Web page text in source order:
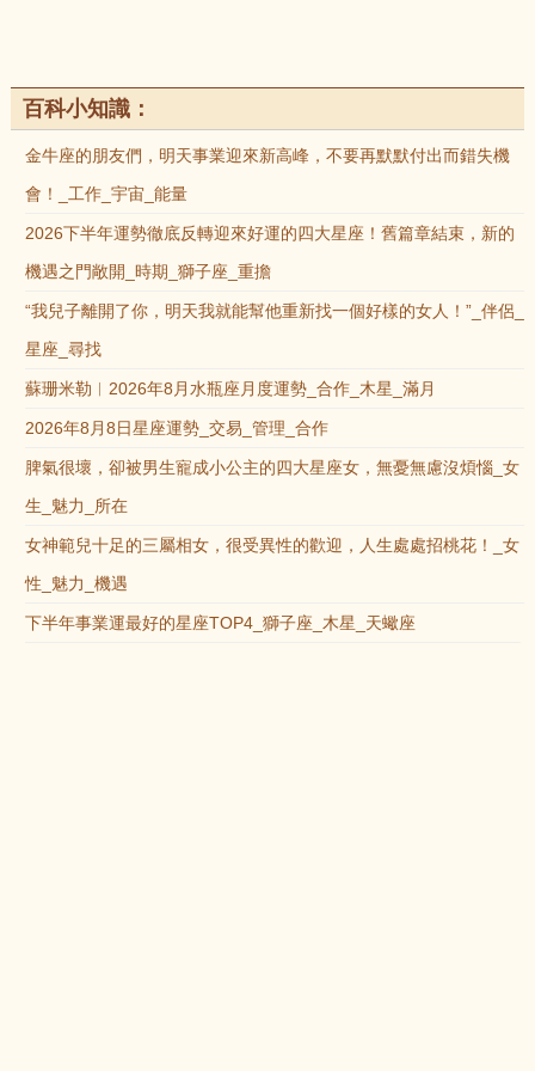
百科小知識：
金牛座的朋友們，明天事業迎來新高峰，不要再默默付出而錯失機
會！_工作_宇宙_能量
2026下半年運勢徹底反轉迎來好運的四大星座！舊篇章結束，新的
機遇之門敞開_時期_獅子座_重擔
“我兒子離開了你，明天我就能幫他重新找一個好樣的女人！”_伴侶_
星座_尋找
蘇珊米勒︱2026年8月水瓶座月度運勢_合作_木星_滿月
2026年8月8日星座運勢_交易_管理_合作
脾氣很壞，卻被男生寵成小公主的四大星座女，無憂無慮沒煩惱_女
生_魅力_所在
女神範兒十足的三屬相女，很受異性的歡迎，人生處處招桃花！_女
性_魅力_機遇
下半年事業運最好的星座TOP4_獅子座_木星_天蠍座